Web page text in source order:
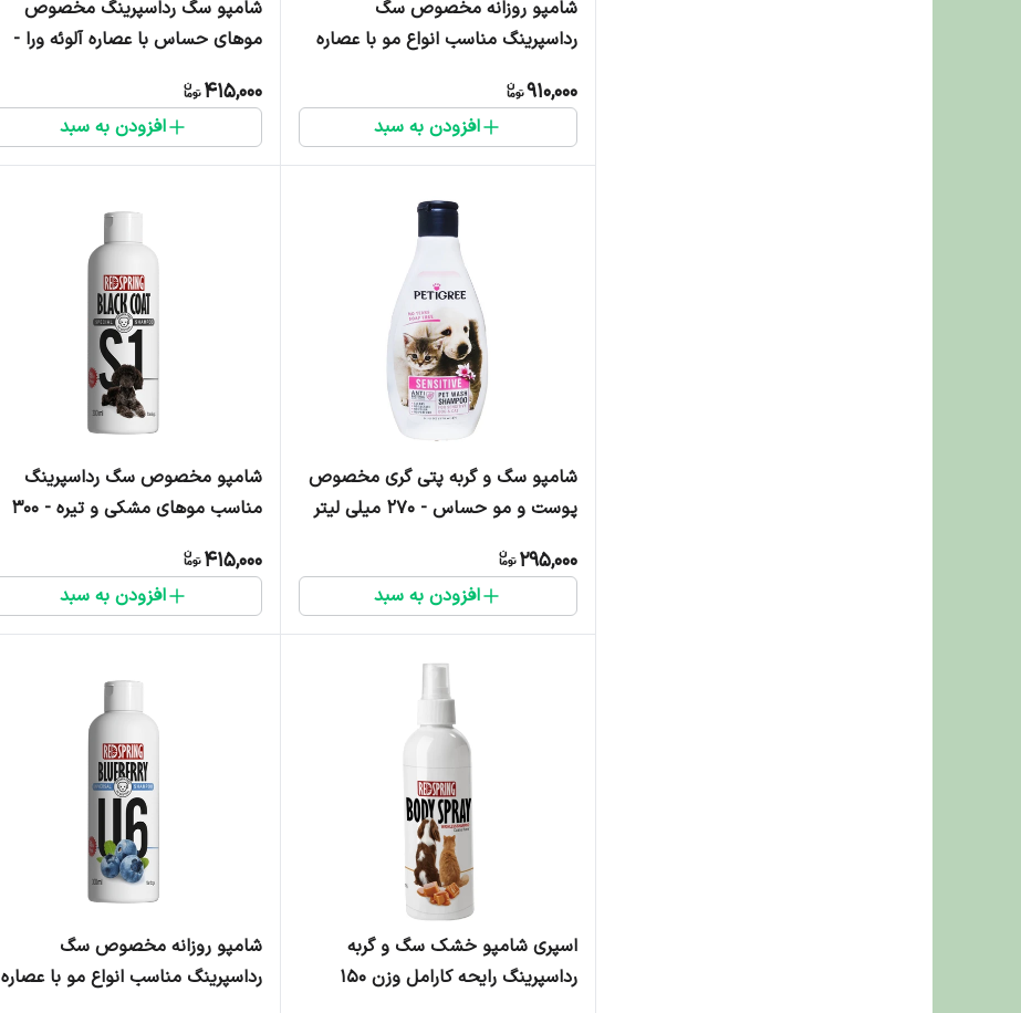
شامپو روزانه مخصوص سگ
رداسپرینگ مناسب انواع مو با عصاره
910,000
افزودن به سبد
شامپو سگ رداسپرینگ مخصوص
موهای حساس با عصاره آلوئه ورا -
415,000
افزودن به سبد
شامپو سگ و گربه پتی گری مخصوص
پوست و مو حساس - 270 میلی لیتر
295,000
افزودن به سبد
شامپو مخصوص سگ رداسپرینگ
مناسب موهای مشکی و تیره - 300
415,000
افزودن به سبد
اسپری شامپو خشک سگ و گربه
رداسپرینگ رایحه کارامل وزن ۱۵۰
شامپو روزانه مخصوص سگ
رداسپرینگ مناسب انواع مو با عصاره